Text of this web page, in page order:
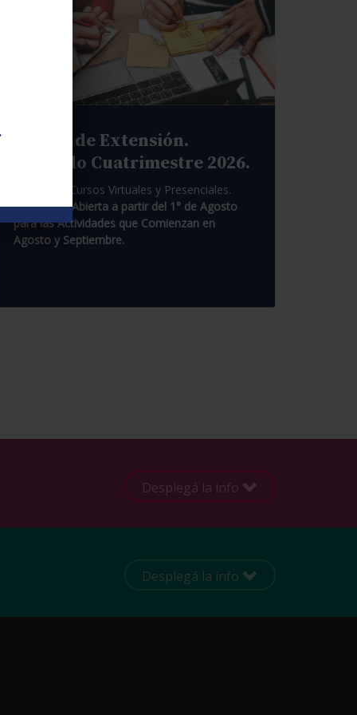
Cursos de Extensión.
Segundo Cuatrimestre 2026.
Pasantías. Cursos Virtuales y Presenciales.
Inscripción Abierta a partir del 1° de Agosto
para las Actividades que Comienzan en
Agosto y Septiembre.
Desplegá la info
Desplegá la info